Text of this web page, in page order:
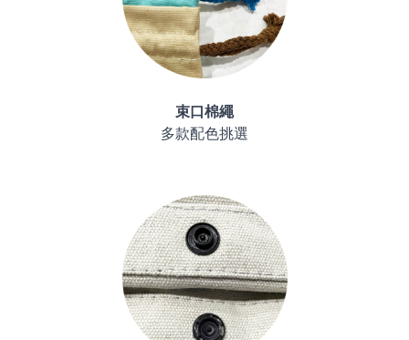
束口棉繩
多款配色挑選